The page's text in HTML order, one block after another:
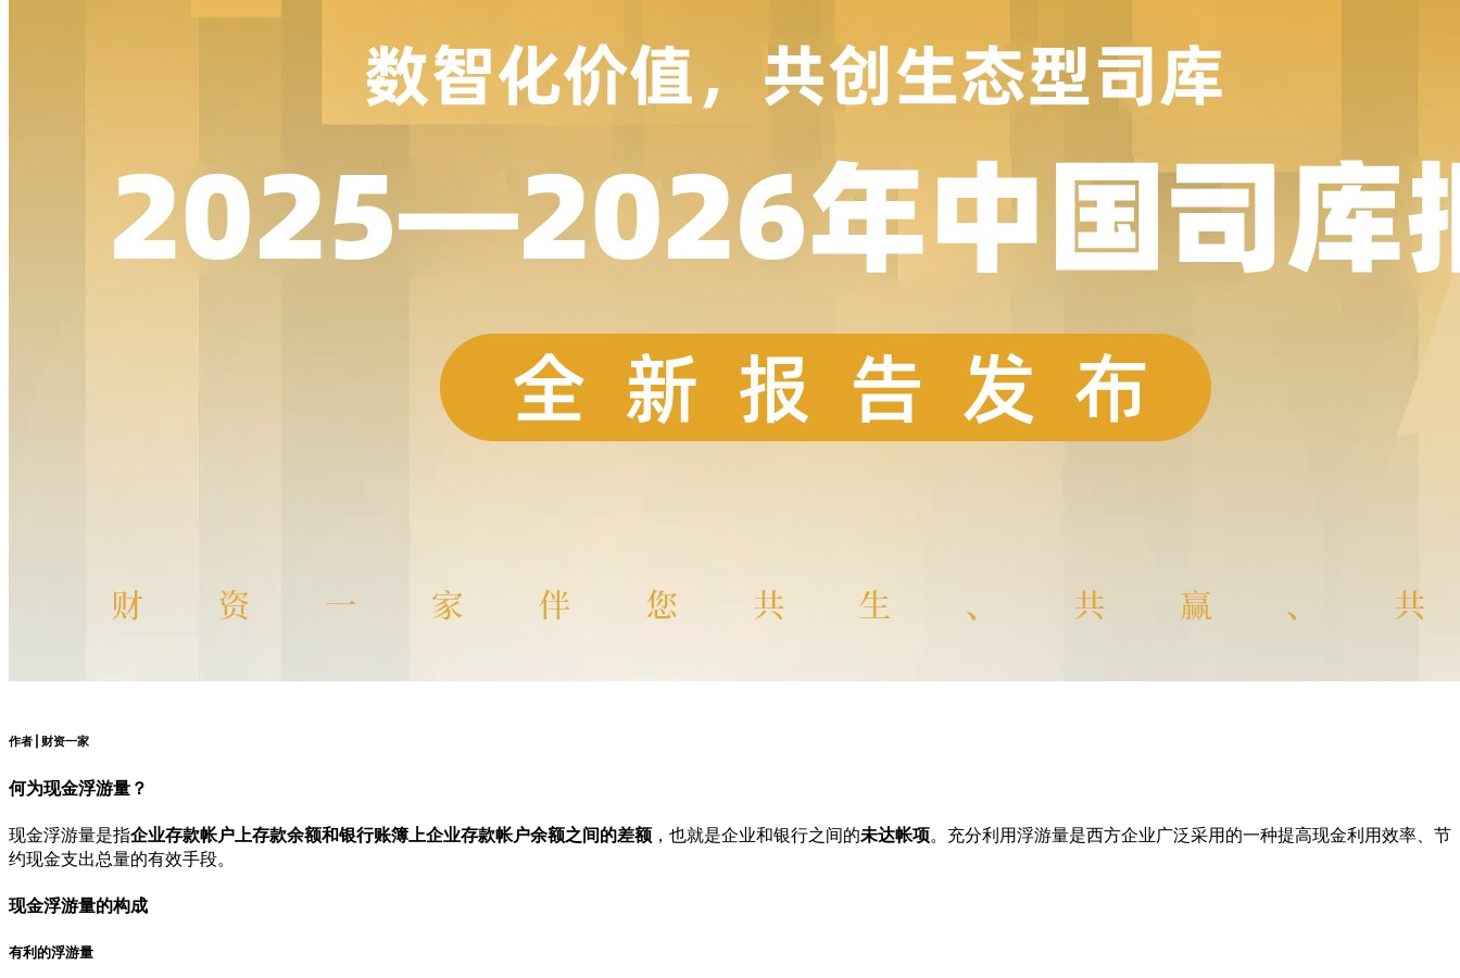
作者 | 财资一家
何为现金浮游量？
现金浮游量是指企业存款帐户上存款余额和银行账簿上企业存款帐户余额之间的差额 ，也就是企业和银行之间的未达帐项。充分利用浮游量是西方企业广泛采用的一种提高现金利用效率、节
约现金支出总量的有效手段。
现金浮游量的构成
有利的浮游量